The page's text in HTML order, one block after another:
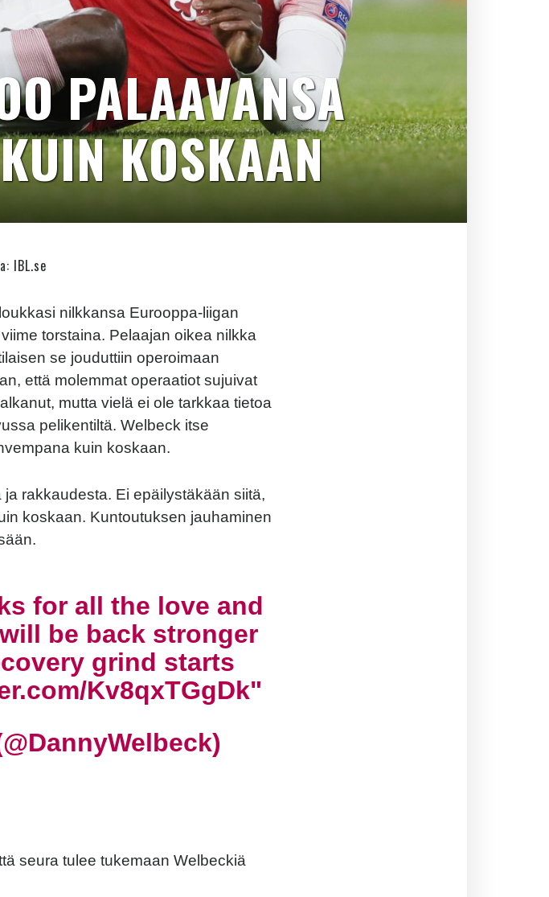
PALAAVANSA
KOSKAAN
IBL.se
loukkasi nilkkansa Eurooppa-liigan
torstaina. Pelaajan oikea nilkka
se jouduttiin operoimaan
että molemmat operaatiot sujuivat
mutta vielä ei ole tarkkaa tietoa
pelikentiltä. Welbeck itse
kuin koskaan.
rakkaudesta. Ei epäilystäkään siitä,
koskaan. Kuntoutuksen jauhaminen
for all the love and
be back stronger
grind starts
Kv8qxTGgDk
seura tulee tukemaan Welbeckiä